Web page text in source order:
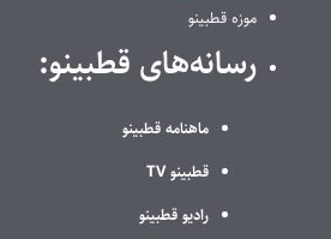
موزه قطبینو
رسانه‌های قطبینو:
ماهنامه قطبینو
قطبینو TV
رادیو قطبینو